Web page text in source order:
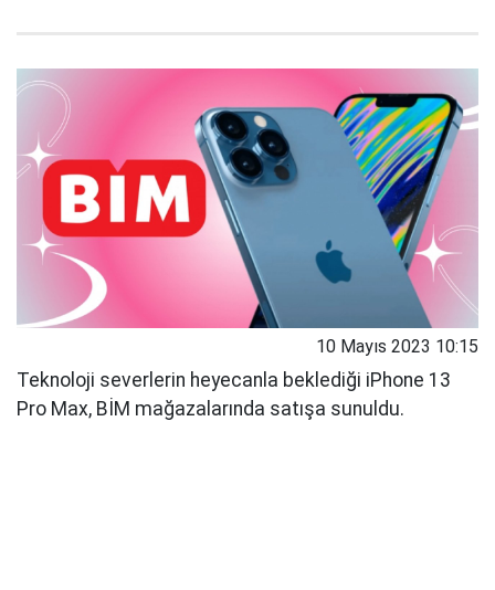
10 Mayıs 2023 10:15
Teknoloji severlerin heyecanla beklediği iPhone 13
Pro Max, BİM mağazalarında satışa sunuldu.